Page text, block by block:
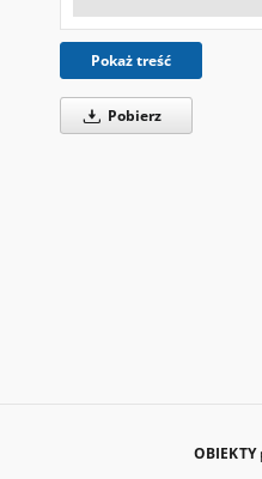
Pokaż treść
Pobierz
OBIEKTY